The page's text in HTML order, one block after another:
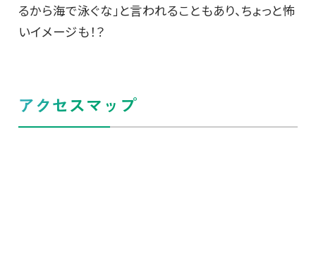
るから海で泳ぐな」と言われることもあり、ちょっと怖
いイメージも！？
アクセスマップ